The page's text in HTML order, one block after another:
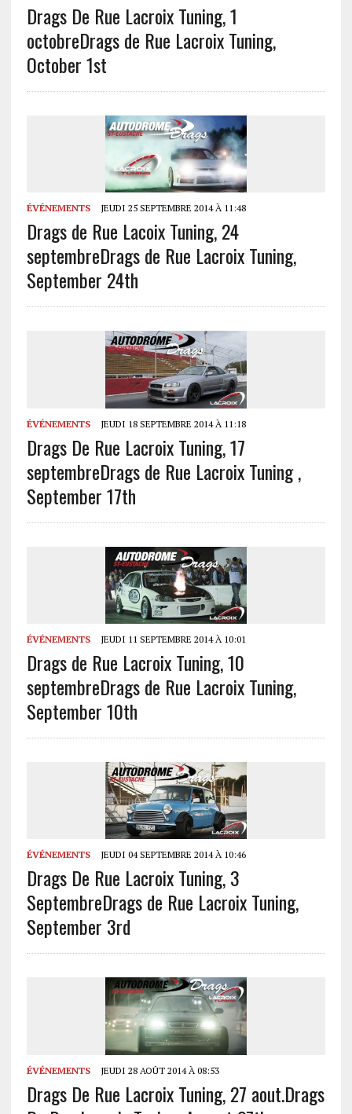
Drags De Rue Lacroix Tuning, 1
octobreDrags de Rue Lacroix Tuning,
October 1st
ÉVÉNEMENTS JEUDI 25 SEPTEMBRE 2014 À 11:48
Drags de Rue Lacoix Tuning, 24
septembreDrags de Rue Lacroix Tuning,
September 24th
ÉVÉNEMENTS JEUDI 18 SEPTEMBRE 2014 À 11:18
Drags De Rue Lacroix Tuning, 17
septembreDrags de Rue Lacroix Tuning ,
September 17th
ÉVÉNEMENTS JEUDI 11 SEPTEMBRE 2014 À 10:01
Drags de Rue Lacroix Tuning, 10
septembreDrags de Rue Lacroix Tuning,
September 10th
ÉVÉNEMENTS JEUDI 04 SEPTEMBRE 2014 À 10:46
Drags De Rue Lacroix Tuning, 3
SeptembreDrags de Rue Lacroix Tuning,
September 3rd
ÉVÉNEMENTS JEUDI 28 AOÛT 2014 À 08:53
Drags De Rue Lacroix Tuning, 27 aout.Drags